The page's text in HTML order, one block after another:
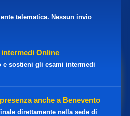
telematica. Nessun invio
Online
e sostieni gli esami intermedi
anche a Benevento
direttamente nella sede di